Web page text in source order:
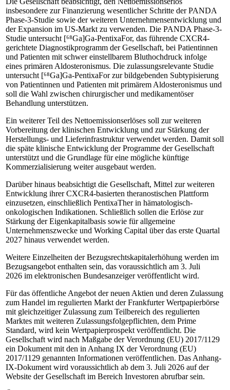
insbesondere zur Finanzierung wesentlicher Schritte der PANDA
Phase-3-Studie sowie der weiteren Unternehmensentwicklung und
der Expansion im US-Markt zu verwenden. Die PANDA Phase-3-
Studie untersucht [⁶⁸Ga]Ga-PentixaFor, das führende CXCR4-
gerichtete Diagnostikprogramm der Gesellschaft, bei Patientinnen
und Patienten mit schwer einstellbarem Bluthochdruck infolge
eines primären Aldosteronismus. Die zulassungsrelevante Studie
untersucht [⁶⁸Ga]Ga-PentixaFor zur bildgebenden Subtypisierung
von Patientinnen und Patienten mit primärem Aldosteronismus und
soll die Wahl zwischen chirurgischer und medikamentöser
Behandlung unterstützen.
Ein weiterer Teil des Nettoemissionserlöses soll zur weiteren
Vorbereitung der klinischen Entwicklung und zur Stärkung der
Herstellungs- und Lieferinfrastruktur verwendet werden. Damit soll
die späte klinische Entwicklung der Programme der Gesellschaft
unterstützt und die Grundlage für eine mögliche künftige
Kommerzialisierung weiter ausgebaut werden.
Darüber hinaus beabsichtigt die Gesellschaft, Mittel zur weiteren
Entwicklung ihrer CXCR4-basierten theranostischen Plattform
einzusetzen, einschließlich PentixaTher in hämatologisch-
onkologischen Indikationen. Schließlich sollen die Erlöse zur
Stärkung der Eigenkapitalbasis sowie für allgemeine
Unternehmenszwecke und Working Capital über das erste Quartal
2027 hinaus verwendet werden.
Weitere Einzelheiten der Bezugsrechtskapitalerhöhung werden im
Bezugsangebot enthalten sein, das voraussichtlich am 3. Juli
2026 im elektronischen Bundesanzeiger veröffentlicht wird.
Für das öffentliche Angebot der neuen Aktien und deren Zulassung
zum Handel im regulierten Markt der Frankfurter Wertpapierbörse
mit gleichzeitiger Zulassung zum Teilbereich des regulierten
Marktes mit weiteren Zulassungsfolgepflichten, dem Prime
Standard, wird kein Wertpapierprospekt veröffentlicht. Die
Gesellschaft wird nach Maßgabe der Verordnung (EU) 2017/1129
ein Dokument mit den in Anhang IX der Verordnung (EU)
2017/1129 genannten Informationen veröffentlichen. Das Anhang-
IX-Dokument wird voraussichtlich ab dem 3. Juli 2026 auf der
Website der Gesellschaft im Bereich Investoren abrufbar sein.